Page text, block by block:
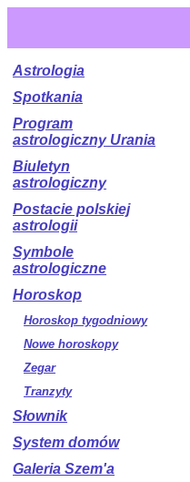
Astrologia
Spotkania
Program
astrologiczny Urania
Biuletyn
astrologiczny
Postacie polskiej
astrologii
Symbole
astrologiczne
Horoskop
Horoskop tygodniowy
Nowe horoskopy
Zegar
Tranzyty
Słownik
System domów
Galeria Szem'a